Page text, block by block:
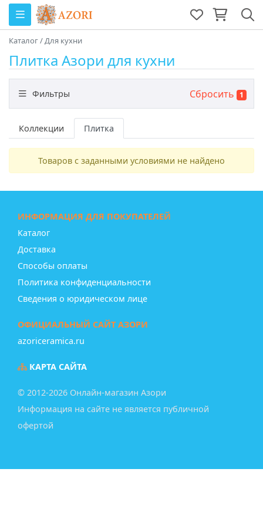
Каталог/Для кухни
Плитка Азори для кухни
Фильтры Сбросить 1
Тип плитки
Коллекции Плитка
Товаров с заданными условиями не найдено
ИНФОРМАЦИЯ ДЛЯ ПОКУПАТЕЛЕЙ
Каталог
Доставка
Способы оплаты
Политика конфиденциальности
Сведения о юридическом лице
ОФИЦИАЛЬНЫЙ САЙТ АЗОРИ
azoriceramica.ru
КАРТА САЙТА
© 2012-2026 Онлайн-магазин Азори
Информация на сайте не является публичной
офертой